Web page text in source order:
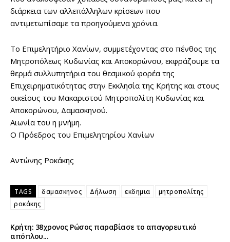
διάρκεια των αλλεπάλληλων κρίσεων που
αντιμετωπίσαμε τα προηγούμενα χρόνια.
Το Επιμελητήριο Χανίων, συμμετέχοντας στο πένθος της
Μητροπόλεως Κυδωνίας και Αποκορώνου, εκφράζουμε τα
θερμά συλλυπητήρια του θεσμικού φορέα της
Επιχειρηματικότητας στην Εκκλησία της Κρήτης και στους
οικείους του Μακαριστού Μητροπολίτη Κυδωνίας και
Αποκορώνου, Δαμασκηνού.
Αιωνία του η μνήμη.
Ο Πρόεδρος του Επιμελητηρίου Χανίων
Αντώνης Ροκάκης
TAGS δαμασκηνος Δήλωση εκδημια
μητροπολίτης
ροκάκης
Κρήτη: 38χρονος Ρώσος παραβίασε το απαγορευτικό
απόπλου...